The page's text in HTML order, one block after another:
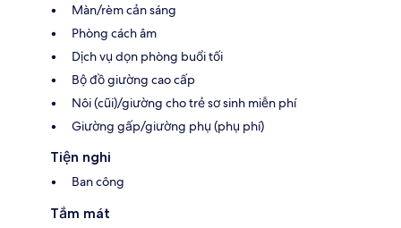
Màn/rèm cản sáng
Phòng cách âm
Dịch vụ dọn phòng buổi tối
Bộ đồ giường cao cấp
Nôi (cũi)/giường cho trẻ sơ sinh miễn phí
Giường gấp/giường phụ (phụ phí)
Tiện nghi
Ban công
Tắm mát